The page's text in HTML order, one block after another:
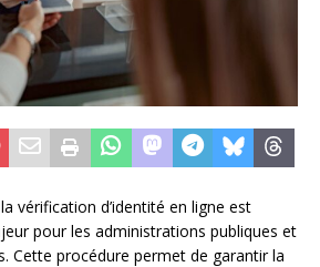
vérification d’identité en ligne est
pour les administrations publiques et
Cette procédure permet de garantir la